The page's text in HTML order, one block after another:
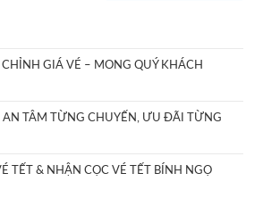
GIÁ VÉ – MONG QUÝ KHÁCH
AN TÂM TỪNG CHUYẾN, ƯU ĐÃI TỪNG
TẾT & NHẬN CỌC VÉ TẾT BÍNH NGỌ